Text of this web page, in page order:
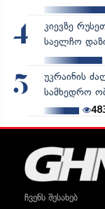
4
კიევზე
საელჩო
5
უკრაინის
სამხედრო
ჩვენს შესახებ